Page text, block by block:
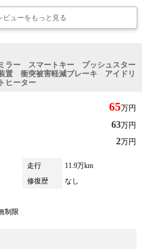
ビューをもっと見る
ー スマートキー プッシュスター
置 衝突被害軽減ブレーキ アイドリ
ーター
65万円
63万円
2万円
走行
11.9万km
修復歴
なし
制限